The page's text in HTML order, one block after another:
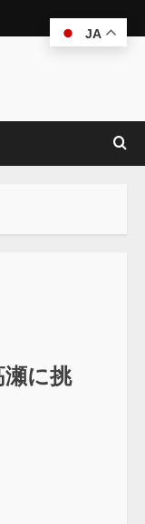
瀬に挑
JA